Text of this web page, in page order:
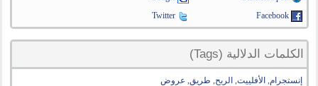
Facebook
Twitter
الكلمات الدلالية (Tags)
إنستجرام, الأفلييت, الربح, طريق, عروض